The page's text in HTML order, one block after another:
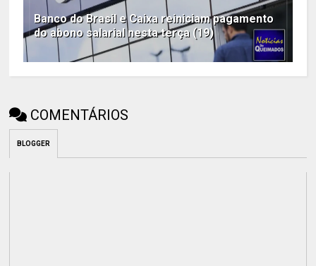
Banco do Brasil e Caixa reiniciam pagamento
do abono salarial nesta terça (19)
COMENTÁRIOS
BLOGGER